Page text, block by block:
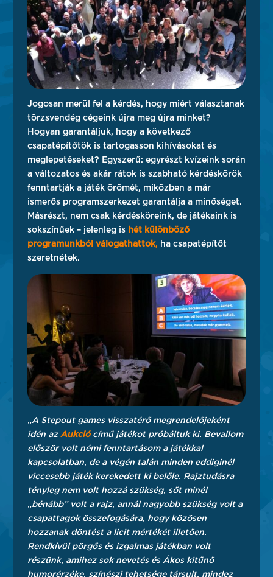
Jogosan merül fel a kérdés, hogy miért választanak
törzsvendég cégeink újra meg újra minket?
Hogyan garantáljuk, hogy a következő
csapatépítőtök is tartogasson kihívásokat és
meglepetéseket? Egyszerű: egyrészt kvízeink során
a változatos és akár rátok is szabható kérdéskörök
fenntartják a játék örömét, miközben a már
ismerős programszerkezet garantálja a minőséget.
Másrészt, nem csak kérdésköreink, de játékaink is
sokszínűek – jelenleg is hét különböző
programunkból válogathattok, ha csapatépítőt
szeretnétek.
„A Stepout games visszatérő megrendelőjeként
idén az Aukció című játékot próbáltuk ki. Bevallom
először volt némi fenntartásom a játékkal
kapcsolatban, de a végén talán minden eddiginél
viccesebb játék kerekedett ki belőle. Rajztudásra
tényleg nem volt hozzá szükség, sőt minél
„bénább” volt a rajz, annál nagyobb szükség volt a
csapattagok összefogására, hogy közösen
hozzanak döntést a licit mértékét illetően.
Rendkívül pörgős és izgalmas játékban volt
részünk, amihez sok nevetés és Ákos kitűnő
humorérzéke, színészi tehetsége társult, mindez